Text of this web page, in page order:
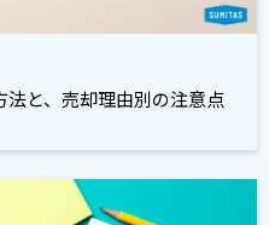
と、売却理由別の注意点